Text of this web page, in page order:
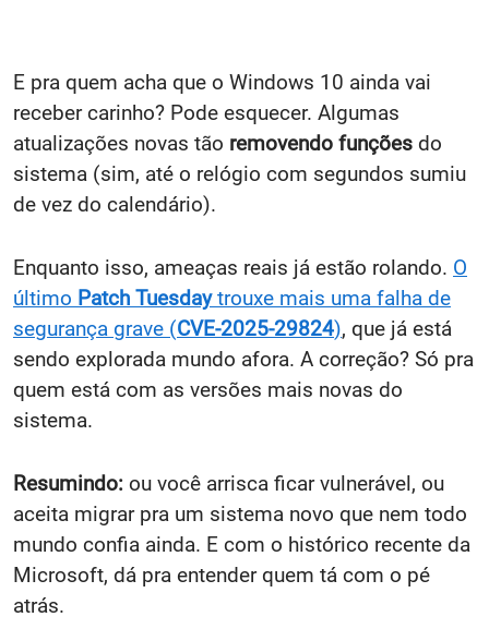
E pra quem acha que o Windows 10 ainda vai
receber carinho? Pode esquecer. Algumas
atualizações novas tão removendo funções do
sistema (sim, até o relógio com segundos sumiu
de vez do calendário).
Enquanto isso, ameaças reais já estão rolando. O
último Patch Tuesdaytrouxe mais uma falha de
segurança grave (CVE-2025-29824), que já está
sendo explorada mundo afora. A correção? Só pra
quem está com as versões mais novas do
sistema.
Resumindo: ou você arrisca ficar vulnerável, ou
aceita migrar pra um sistema novo que nem todo
mundo confia ainda. E com o histórico recente da
Microsoft, dá pra entender quem tá com o pé
atrás.